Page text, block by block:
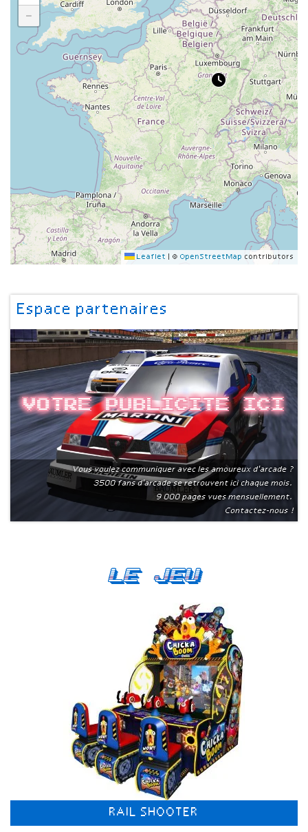
−
Leaflet © OpenStreetMap contributors
Espace partenaires
Votre publicite ici
Vous voulez communiquer avec les amoureux d'arcade ?
3500 fans d'arcade se retrouvent ici chaque mois.
9 000 pages vues mensuellement.
Contactez-nous !
Le Jeu
RAIL SHOOTER